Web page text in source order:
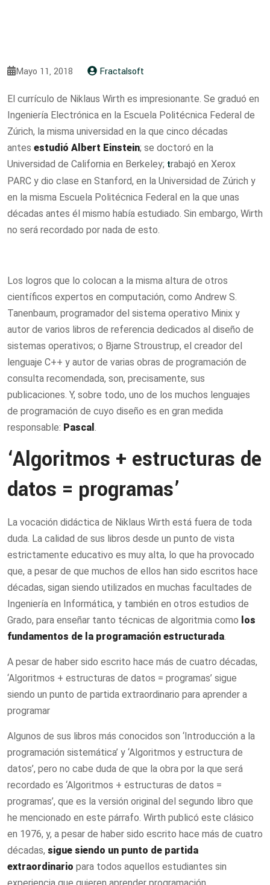
Mayo 11, 2018 Fractalsoft
El currículo de Niklaus Wirth es impresionante. Se graduó en
Ingeniería Electrónica en la Escuela Politécnica Federal de
Zúrich, la misma universidad en la que cinco décadas
antes estudió Albert Einstein; se doctoró en la
Universidad de California en Berkeley; trabajó en Xerox
PARC y dio clase en Stanford, en la Universidad de Zúrich y
en la misma Escuela Politécnica Federal en la que unas
décadas antes él mismo había estudiado. Sin embargo, Wirth
no será recordado por nada de esto.
Los logros que lo colocan a la misma altura de otros
científicos expertos en computación, como Andrew S.
Tanenbaum, programador del sistema operativo Minix y
autor de varios libros de referencia dedicados al diseño de
sistemas operativos; o Bjarne Stroustrup, el creador del
lenguaje C++ y autor de varias obras de programación de
consulta recomendada, son, precisamente, sus
publicaciones. Y, sobre todo, uno de los muchos lenguajes
de programación de cuyo diseño es en gran medida
responsable: Pascal .
‘Algoritmos + estructuras de
datos = programas’
La vocación didáctica de Niklaus Wirth está fuera de toda
duda. La calidad de sus libros desde un punto de vista
estrictamente educativo es muy alta, lo que ha provocado
que, a pesar de que muchos de ellos han sido escritos hace
décadas, sigan siendo utilizados en muchas facultades de
Ingeniería en Informática, y también en otros estudios de
Grado, para enseñar tanto técnicas de algoritmia como los
fundamentos de la programación estructurada.
A pesar de haber sido escrito hace más de cuatro décadas,
‘Algoritmos + estructuras de datos = programas’ sigue
siendo un punto de partida extraordinario para aprender a
programar
Algunos de sus libros más conocidos son ‘Introducción a la
programación sistemática’ y ‘Algoritmos y estructura de
datos’, pero no cabe duda de que la obra por la que será
recordado es ‘Algoritmos + estructuras de datos =
programas’, que es la versión original del segundo libro que
he mencionado en este párrafo. Wirth publicó este clásico
en 1976, y, a pesar de haber sido escrito hace más de cuatro
décadas, sigue siendo un punto de partida
extraordinario para todos aquellos estudiantes sin